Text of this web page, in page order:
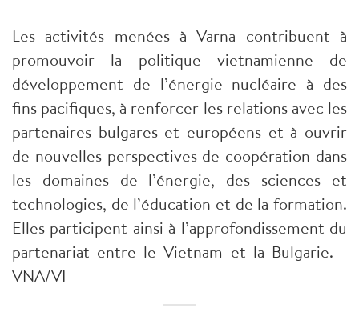
Les activités menées à Varna contribuent à
promouvoir la politique vietnamienne de
développement de l’énergie nucléaire à des
fins pacifiques, à renforcer les relations avec les
partenaires bulgares et européens et à ouvrir
de nouvelles perspectives de coopération dans
les domaines de l’énergie, des sciences et
technologies, de l’éducation et de la formation.
Elles participent ainsi à l’approfondissement du
partenariat entre le Vietnam et la Bulgarie. -
VNA/VI